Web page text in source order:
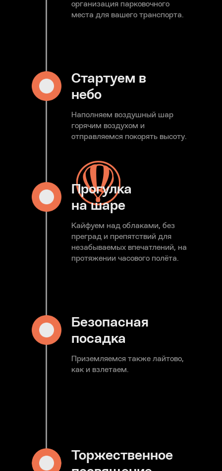
Безопасная
посадка
Приземляемся также лайтово,
как и взлетаем.
Прогулка
на шаре
Кайфуем над облаками, без
преград и препятствий для
незабываемых впечатлений, на
протяжении часового полёта.
Стартуем в
небо
Наполняем воздушный шар
горячим воздухом и
отправляемся покорять высоту.
Торжественное
организация парковочного
места для вашего транспорта.